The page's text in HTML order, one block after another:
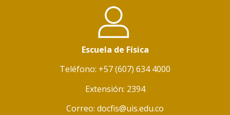
Escuela de Física
Teléfono: +57 (607) 634 4000
Extensión: 2394
Correo: docfis@uis.edu.co